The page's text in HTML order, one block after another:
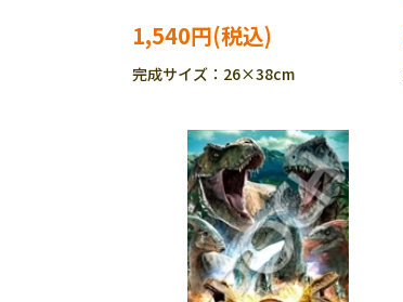
1,540円
完成サイズ：26×38cm